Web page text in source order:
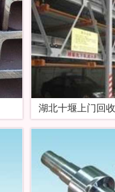
湖北十堰上门回